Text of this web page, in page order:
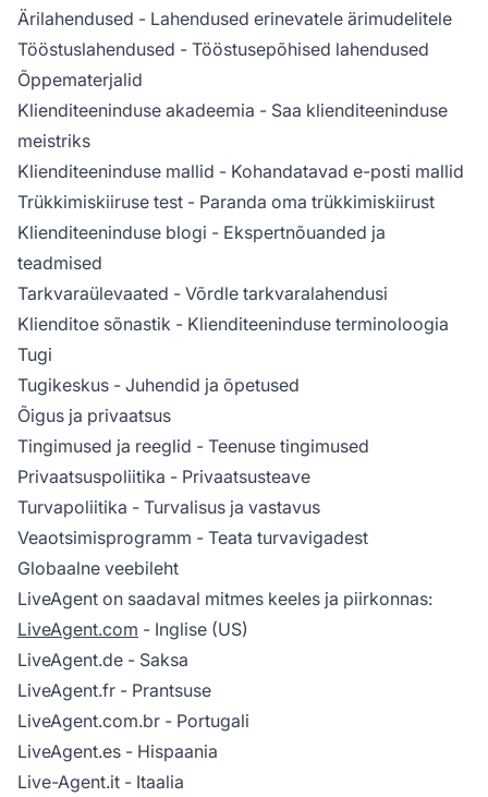
Ärilahendused - Lahendused erinevatele ärimudelitele
Tööstuslahendused - Tööstusepõhised lahendused
Õppematerjalid
Klienditeeninduse akadeemia - Saa klienditeeninduse
meistriks
Klienditeeninduse mallid - Kohandatavad e-posti mallid
Trükkimiskiiruse test - Paranda oma trükkimiskiirust
Klienditeeninduse blogi - Ekspertnõuanded ja
teadmised
Tarkvaraülevaated - Võrdle tarkvaralahendusi
Klienditoe sõnastik - Klienditeeninduse terminoloogia
Tugi
Tugikeskus - Juhendid ja õpetused
Õigus ja privaatsus
Tingimused ja reeglid - Teenuse tingimused
Privaatsuspoliitika - Privaatsusteave
Turvapoliitika - Turvalisus ja vastavus
Veaotsimisprogramm - Teata turvavigadest
Globaalne veebileht
LiveAgent on saadaval mitmes keeles ja piirkonnas:
LiveAgent.com - Inglise (US)
LiveAgent.de - Saksa
LiveAgent.fr - Prantsuse
LiveAgent.com.br - Portugali
LiveAgent.es - Hispaania
Live-Agent.it - Itaalia